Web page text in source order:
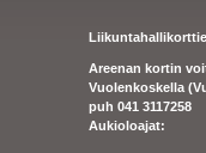
Areenan kortin
Vuolenkoskella
puh 041 3117258
Aukioloajat: